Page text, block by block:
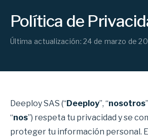
Política de
Última actualización: 24 de marzo de
Deeploy SAS (“Deeploy”, “nosotros
“nos”) respeta tu privacidad y se
proteger tu información personal.